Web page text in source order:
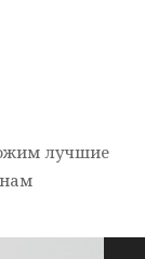
лучшие